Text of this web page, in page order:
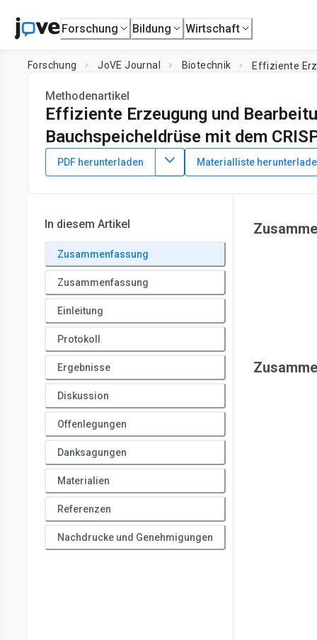
Forschung Bildung Wirtschaft
Forschung JoVE Journal Biotechnik
Methodenartikel
Effiziente Erzeugung und
Bauchspeicheldrüse mit dem
DOI: 10.3791/56260 8. November 2017
Anjali Nandal1,2,Barbara Mallon3,Bhanu P. Telugu1,2,4
of Health
RenOVAte Biosciences Inc
PDF herunterladen Materialliste
In diesem Artikel
Zusammenfassung
Zusammenfassung
Einleitung
Protokoll
Ergebnisse
Diskussion
Offenlegungen
Danksagungen
Materialien
Referenzen
Nachdrucke und Genehmigungen